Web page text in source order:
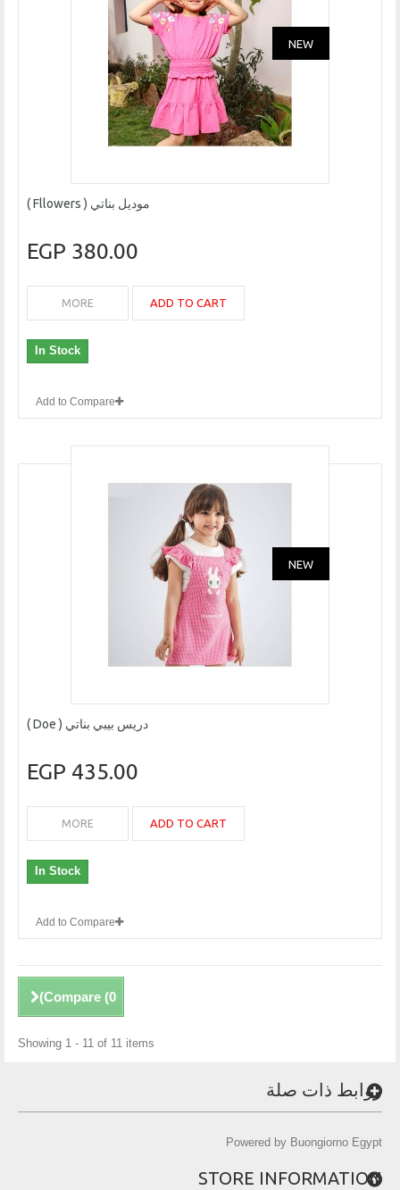
NEW
موديل بناتي ( Fllowers )
380.00 EGP
ADD TO CART
MORE
In Stock
Add to Compare
NEW
دريس بيبي بناتي ( Doe )
435.00 EGP
ADD TO CART
MORE
In Stock
Add to Compare
Compare (0
)
Showing 1 - 11 of 11 items
روابط ذات صلة
Powered by Buongiorno Egypt
STORE INFORMATION